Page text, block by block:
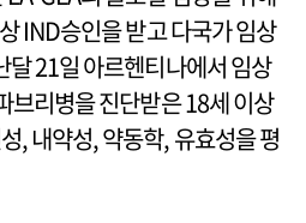
IND승인을 받고 다국가 임상
달 21일 아르헨티나에서 임상
브리병을 진단받은 18세 이상
, 내약성, 약동학, 유효성을 평